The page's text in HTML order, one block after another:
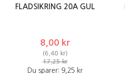
FLADSIKRING 20A GUL
8,00 kr
(6,40 kr)
17,25 kr
Du sparer: 9,25 kr